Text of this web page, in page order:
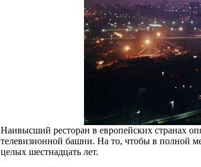
Наивысший ресторан в европейских странах
телевизионной башни. На то, чтобы в полной
целых шестнадцать лет.